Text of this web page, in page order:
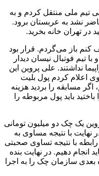
تیم ملی منتقل کردم و به
نشد به عربستان برود.
در تهران خانه بخرید.
کنم باز می‌گردم. قرار بود
تیم فوتبال نیسان دیدار
نداشتند. علی پروین این
اعلام کردم پول بلیت
اگر مسابقه را بردید هزینه
باید پول مربوطه را
یک چک دو میلیون تومانی
نهایت با نتیجه مساوی به
با نتیجه تساوی صحبتی
انجام دهیم. در نهایت بنده
بعدی سازمان چک را به اجرا